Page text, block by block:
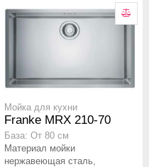
Мойка для кухни
Franke MRX 210-70
База: От 80 см
Материал мойки
нержавеющая сталь,